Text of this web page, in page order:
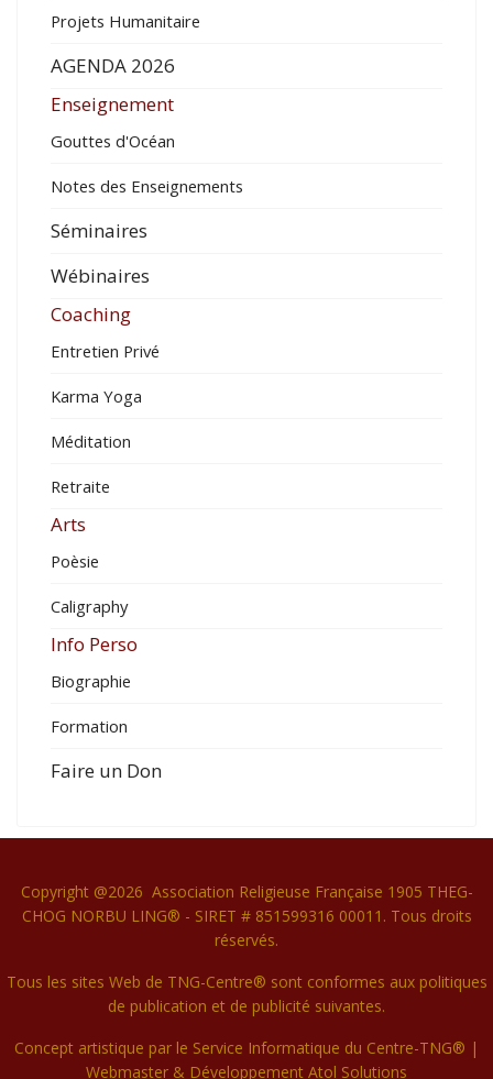
Projets Humanitaire
AGENDA 2026
Enseignement
Gouttes d'Océan
Notes des Enseignements
Séminaires
Wébinaires
Coaching
Entretien Privé
Karma Yoga
Méditation
Retraite
Arts
Poèsie
Caligraphy
Info Perso
Biographie
Formation
Faire un Don
Copyright @2026 Association Religieuse Française 1905 THEG-
CHOG NORBU LING® - SIRET # 851599316 00011. Tous droits
réservés.
Tous les sites Web de TNG-Centre® sont conformes aux politiques
de publication et de publicité suivantes.
Concept artistique par le Service Informatique du Centre-TNG® |
Webmaster & Développement Atol Solutions